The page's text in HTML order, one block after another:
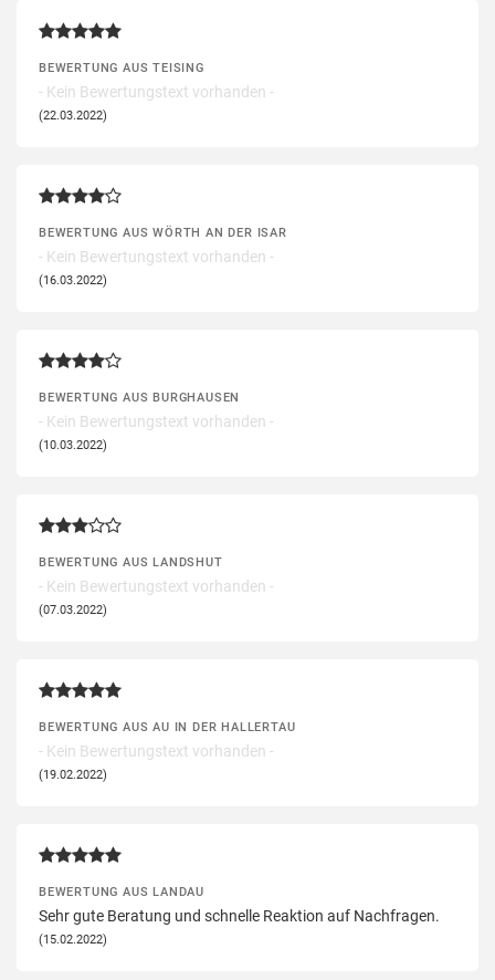
BEWERTUNG AUS TEISING
- Kein Bewertungstext vorhanden -
(22.03.2022)
BEWERTUNG AUS WÖRTH AN DER ISAR
- Kein Bewertungstext vorhanden -
(16.03.2022)
BEWERTUNG AUS BURGHAUSEN
- Kein Bewertungstext vorhanden -
(10.03.2022)
BEWERTUNG AUS LANDSHUT
- Kein Bewertungstext vorhanden -
(07.03.2022)
BEWERTUNG AUS AU IN DER HALLERTAU
- Kein Bewertungstext vorhanden -
(19.02.2022)
BEWERTUNG AUS LANDAU
Sehr gute Beratung und schnelle Reaktion auf Nachfragen.
(15.02.2022)